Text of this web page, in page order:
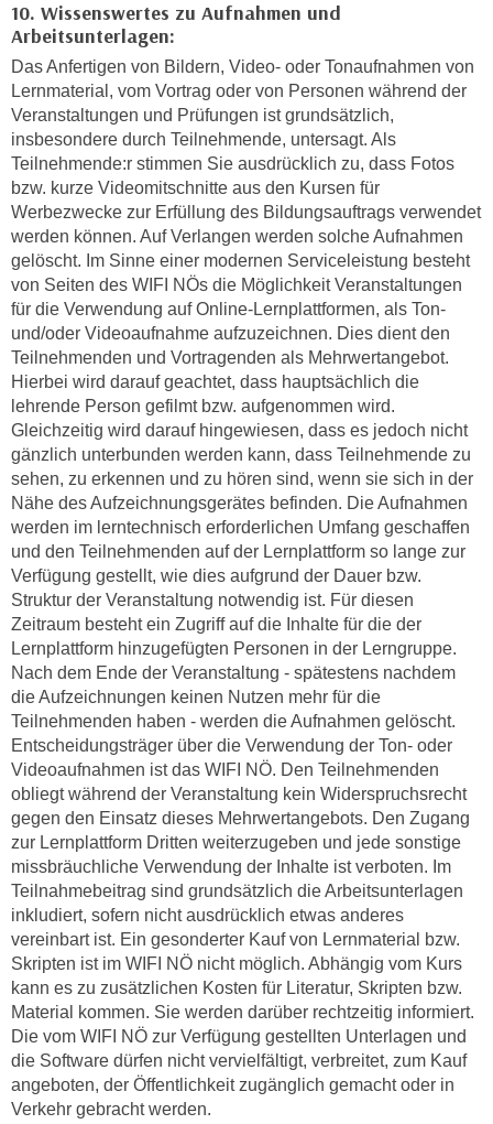
10. Wissenswertes zu Aufnahmen und
Arbeitsunterlagen:
Das Anfertigen von Bildern, Video- oder Tonaufnahmen von
Lernmaterial, vom Vortrag oder von Personen während der
Veranstaltungen und Prüfungen ist grundsätzlich,
insbesondere durch Teilnehmende, untersagt. Als
Teilnehmende:r stimmen Sie ausdrücklich zu, dass Fotos
bzw. kurze Videomitschnitte aus den Kursen für
Werbezwecke zur Erfüllung des Bildungsauftrags verwendet
werden können. Auf Verlangen werden solche Aufnahmen
gelöscht. Im Sinne einer modernen Serviceleistung besteht
von Seiten des WIFI NÖs die Möglichkeit Veranstaltungen
für die Verwendung auf Online-Lernplattformen, als Ton-
und/oder Videoaufnahme aufzuzeichnen. Dies dient den
Teilnehmenden und Vortragenden als Mehrwertangebot.
Hierbei wird darauf geachtet, dass hauptsächlich die
lehrende Person gefilmt bzw. aufgenommen wird.
Gleichzeitig wird darauf hingewiesen, dass es jedoch nicht
gänzlich unterbunden werden kann, dass Teilnehmende zu
sehen, zu erkennen und zu hören sind, wenn sie sich in der
Nähe des Aufzeichnungsgerätes befinden. Die Aufnahmen
werden im lerntechnisch erforderlichen Umfang geschaffen
und den Teilnehmenden auf der Lernplattform so lange zur
Verfügung gestellt, wie dies aufgrund der Dauer bzw.
Struktur der Veranstaltung notwendig ist. Für diesen
Zeitraum besteht ein Zugriff auf die Inhalte für die der
Lernplattform hinzugefügten Personen in der Lerngruppe.
Nach dem Ende der Veranstaltung - spätestens nachdem
die Aufzeichnungen keinen Nutzen mehr für die
Teilnehmenden haben - werden die Aufnahmen gelöscht.
Entscheidungsträger über die Verwendung der Ton- oder
Videoaufnahmen ist das WIFI NÖ. Den Teilnehmenden
obliegt während der Veranstaltung kein Widerspruchsrecht
gegen den Einsatz dieses Mehrwertangebots. Den Zugang
zur Lernplattform Dritten weiterzugeben und jede sonstige
missbräuchliche Verwendung der Inhalte ist verboten. Im
Teilnahmebeitrag sind grundsätzlich die Arbeitsunterlagen
inkludiert, sofern nicht ausdrücklich etwas anderes
vereinbart ist. Ein gesonderter Kauf von Lernmaterial bzw.
Skripten ist im WIFI NÖ nicht möglich. Abhängig vom Kurs
kann es zu zusätzlichen Kosten für Literatur, Skripten bzw.
Material kommen. Sie werden darüber rechtzeitig informiert.
Die vom WIFI NÖ zur Verfügung gestellten Unterlagen und
die Software dürfen nicht vervielfältigt, verbreitet, zum Kauf
angeboten, der Öffentlichkeit zugänglich gemacht oder in
Verkehr gebracht werden.
e
e
l
e
v
a
n
t
e
I
n
h
a
l
t
e
a
n
z
u
z
e
i
g
e
n
.
U
m
I
h
n
e
n
d
a
r
ü
b
e
r
m
e
n
,
g
e
l
a
n
g
e
n
I
h
r
e
d
u
r
c
h
d
i
e
C
o
o
k
i
e
s
e
r
h
o
b
e
n
e
n
p
e